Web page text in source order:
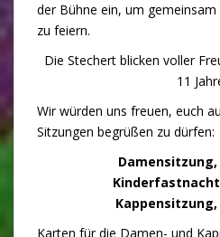
der Bühne ein, um
zu feiern.
Die Stechert blicken voller
11
Wir würden uns freuen, euch
Sitzungen begrüßen zu dürfen:
Damensitzung,
Kappensitzung,
Karten für die Damen- und